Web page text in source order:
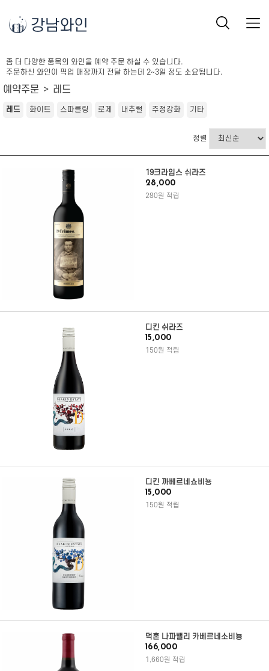
강남와인
좀 더 다양한 품목의 와인을 예약 주문 하실 수 있습니다.
주문하신 와인이 픽업 매장까지 전달 하는데 2~3일 정도 소요됩니다.
예약주문 레드
레드 화이트 스파클링 로제 내추럴 주정강화 기타
정렬
19크라임스 쉬라즈
28,000
280원 적립
디킨 쉬라즈
15,000
150원 적립
디킨 까베르네쇼비뇽
15,000
150원 적립
덕혼 나파밸리 카베르네소비뇽
166,000
1,660원 적립